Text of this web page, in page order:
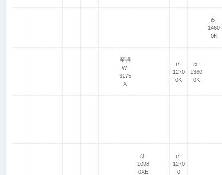
i5-
1460
0K
至强
W-
3175
X
i7-
1270
0K
i5-
1360
0K
i9-
1098
0XE
i7-
1270
0